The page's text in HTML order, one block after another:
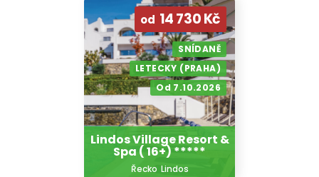
od 14 730 Kč
SNÍDANĚ
LETECKY (PRAHA)
Od 7.10.2026
Lindos Village Resort &
Spa ( 16+) *****
Řecko Lindos